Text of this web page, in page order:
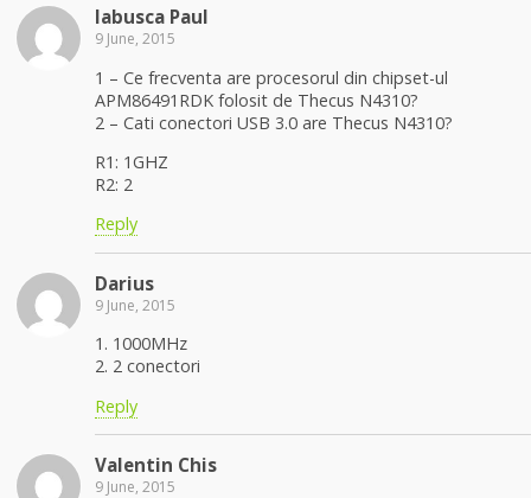
labusca Paul
9 June, 2015
1 – Ce frecventa are procesorul din chipset-ul
APM86491RDK folosit de Thecus N4310?
2 – Cati conectori USB 3.0 are Thecus N4310?
R1: 1GHZ
R2: 2
Reply
Darius
9 June, 2015
1. 1000MHz
2. 2 conectori
Reply
Valentin Chis
9 June, 2015